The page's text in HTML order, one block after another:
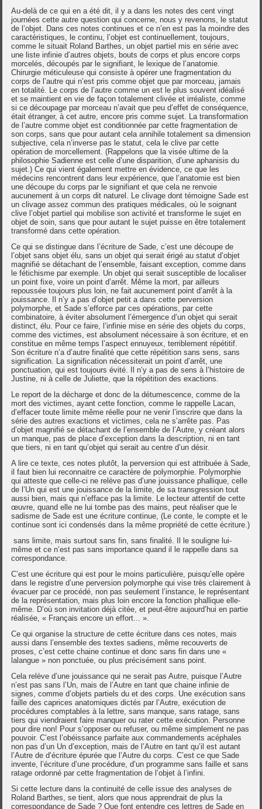
Au-delà de ce qui en a été dit, il y a dans les notes des cent vingt
journées cette autre question qui concerne, nous y revenons, le statut
de l’objet. Dans ces notes continues et ce n’en est pas la moindre des
caractéristiques, le continu, l’objet est continuellement, toujours,
comme le situait Roland Barthes, un objet partiel mis en série avec
une liste infinie d’autres objets, bouts de corps et plus encore corps
morcelés, découpés par le signifiant, le lexique de l’anatomie.
Chirurgie méticuleuse qui consiste à opérer une fragmentation du
corps de l’autre qui n’est pris comme objet que par morceau, jamais
en totalité. Le corps de l’autre comme un est le plus souvent idéalisé
et se maintient en vie de façon totalement clivée et irréaliste, comme
si ce découpage par morceau n’avait que peu d’effet de conséquence,
était étranger, à cet autre, encore pris comme sujet. La transformation
de l’autre comme objet est conditionnée par cette fragmentation de
son corps, sans que pour autant cela annihile totalement sa dimension
subjective, cela n’inverse pas le statut, cela le clive par cette
opération de morcellement. (Rappelons que la visée ultime de la
philosophie Sadienne est celle d’une disparition, d’une aphanisis du
sujet.) Ce qui vient également mettre en évidence, ce que les
médecins rencontrent dans leur expérience, que l’anatomie est bien
une découpe du corps par le signifiant et que cela ne renvoie
aucunement à un corps dit naturel. Le clivage dont témoigne Sade est
un clivage assez commun des pratiques médicales, où le soignant
clive l’objet partiel qui mobilise son activité et transforme le sujet en
objet de soin, sans que pour autant le sujet puisse en être totalement
transformé dans cette opération.
Ce qui se distingue dans l’écriture de Sade, c’est une découpe de
l’objet sans objet élu, sans un objet qui serait érigé au statut d’objet
magnifié se détachant de l’ensemble, faisant exception, comme dans
le fétichisme par exemple. Un objet qui serait susceptible de localiser
un point fixe, voire un point d’arrêt. Même la mort, par ailleurs
repoussée toujours plus loin, ne fait aucunement point d’arrêt à la
jouissance. Il n’y a pas d’objet petit a dans cette perversion
polymorphe, et Sade s’efforce par ces opérations, par cette
combinatoire, à éviter absolument l’émergence d’un objet qui serait
distinct, élu. Pour ce faire, l’infinie mise en série des objets du corps,
comme des victimes, est absolument nécessaire à son écriture, et en
constitue en même temps l’aspect ennuyeux, terriblement répétitif.
Son écriture n’a d’autre finalité que cette répétition sans sens, sans
signification. La signification nécessiterait un point d’arrêt, une
ponctuation, qui est toujours évité. Il n’y a pas de sens à l’histoire de
Justine, ni à celle de Juliette, que la répétition des exactions.
Le report de la décharge et donc de la détumescence, comme de la
mort des victimes, ayant cette fonction, comme le rappelle Lacan,
d’effacer toute limite même réelle pour ne venir l’inscrire que dans la
série des autres exactions et victimes, cela ne s’arrête pas. Pas
d’objet magnifié se détachant de l’ensemble de l’Autre, y créant alors
un manque, pas de place d’exception dans la description, ni en tant
que tiers, ni en tant qu’objet qui serait au centre d’un désir.
A lire ce texte, ces notes plutôt, la perversion qui est attribuée à Sade,
il faut bien lui reconnaitre ce caractère de polymorphie. Polymorphie
qui atteste que celle-ci ne relève pas d’une jouissance phallique, celle
de l’Un qui est une jouissance de la limite, de sa transgression tout
aussi bien, mais qui n’efface pas la limite. Le lecteur attentif de cette
œuvre, quand elle ne lui tombe pas des mains, peut réaliser que le
sadisme de Sade est une écriture continue, (Le conte, le compte et le
continue sont ici condensés dans la même propriété de cette écriture.)
sans limite, mais surtout sans fin, sans finalité. Il le souligne lui-
même et ce n’est pas sans importance quand il le rappelle dans sa
correspondance.
C’est une écriture qui est pour le moins particulière, puisqu’elle opère
dans le registre d’une perversion polymorphe qui vise très clairement à
évacuer par ce procédé, non pas seulement l’instance, le représentant
de la représentation, mais plus loin encore la fonction phallique elle-
même. D’où son invitation déjà citée, et peut-être aujourd’hui en partie
réalisée, « Français encore un effort... ».
Ce qui organise la structure de cette écriture dans ces notes, mais
aussi dans l’ensemble des textes sadiens, même recouverts de
proses, c’est cette chaine continue et donc sans fin dans une «
lalangue » non ponctuée, ou plus précisément sans point.
Cela relève d’une jouissance qui ne serait pas Autre, puisque l’Autre
n’est pas sans l’Un, mais de l’Autre en tant que chaine infinie de
signes, comme d’objets partiels du et des corps. Une exécution sans
faille des caprices anatomiques dictés par l’Autre, exécution de
procédures comptables à la lettre, sans manque, sans ratage, sans
tiers qui viendraient faire manquer ou rater cette exécution. Personne
pour dire non! Pour s’opposer ou refuser, ou même simplement ne pas
pouvoir. C’est l’obéissance parfaite aux commandements acéphales
non pas d’un Un d’exception, mais de l’Autre en tant qu’il est autant
l’Autre de d’écriture épurée que l’Autre du corps. C’est ce que Sade
invente, l’écriture d’une procédure, d’un programme sans faille et sans
ratage ordonné par cette fragmentation de l’objet à l’infini.
Si cette lecture dans la continuité de celle issue des analyses de
Roland Barthes, se tient, alors que nous apprendrait de plus la
correspondance de Sade ? Que font entendre ces lettres de Sade en